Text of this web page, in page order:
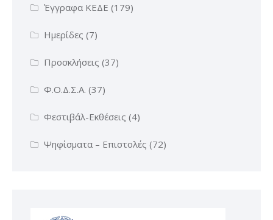
Έγγραφα ΚΕΔΕ (179)
Ημερίδες (7)
Προσκλήσεις (37)
Φ.Ο.Δ.Σ.Α. (37)
Φεστιβάλ-Εκθέσεις (4)
Ψηφίσματα – Επιστολές (72)